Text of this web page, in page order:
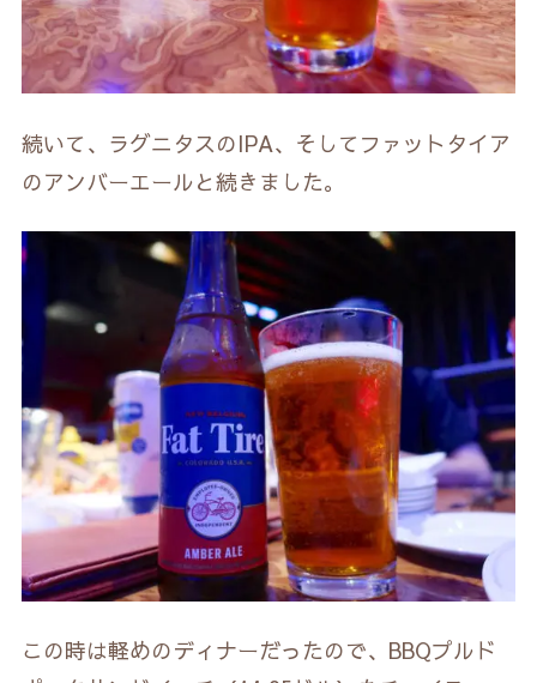
続いて、ラグニタスのIPA、そしてファットタイア
のアンバーエールと続きました。
この時は軽めのディナーだったので、BBQプルド